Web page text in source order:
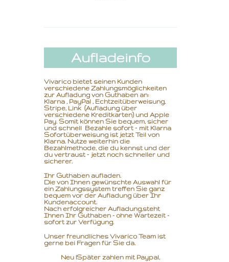
Aufladeinfo
Vivarico bietet seinen Kunden
verschiedene Zahlungsmöglichkeiten
zur Aufladung von Guthaben an:
Klarna , PayPal , Echtzeitüberweisung,
Stripe, Link (Aufladung über
verschiedene Kreditkarten) und Apple
Pay. Somit können Sie bequem, sicher
und schnell Bezahle sofort – mit Klarna
Sofortüberweisung ist jetzt Teil von
Klarna. Nutze weiterhin die
Bezahlmethode, die du kennst und der
du vertraust – jetzt noch schneller und
sicherer.
Ihr Guthaben aufladen.
Die von Ihnen gewünschte Auswahl für
ein Zahlungssystem treffen Sie ganz
bequem vor der Aufladung über Ihr
Kundenaccount.
Nach erfolgreicher Aufladung,steht
Ihnen Ihr Guthaben - ohne Wartezeit -
sofort zur Verfügung.
Unser freundliches Vivarico Team ist
gerne bei Fragen für Sie da.
Neu !Später zahlen mit Paypal,